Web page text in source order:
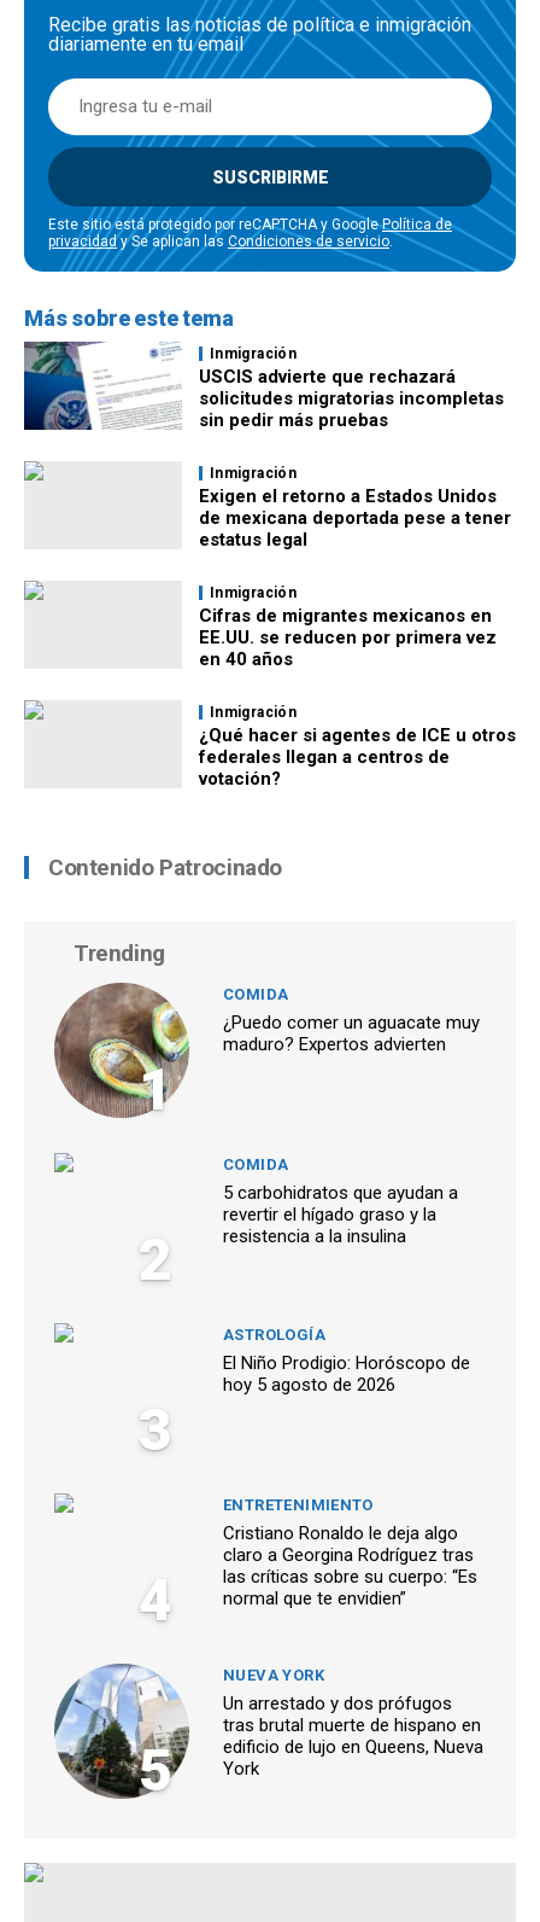
Recibe gratis las noticias de política e inmigración
diariamente en tu email
SUSCRIBIRME
Este sitio está protegido por reCAPTCHA y GooglePolítica de
privacidady Se aplican las Condiciones de servicio.
Más sobre este tema
Inmigración
USCIS advierte que rechazará
solicitudes migratorias incompletas
sin pedir más pruebas
Inmigración
Exigen el retorno a Estados Unidos
de mexicana deportada pese a tener
estatus legal
Inmigración
Cifras de migrantes mexicanos en
EE.UU. se reducen por primera vez
en 40 años
Inmigración
¿Qué hacer si agentes de ICE u otros
federales llegan a centros de
votación?
Contenido Patrocinado
Trending
1
COMIDA
¿Puedo comer un aguacate muy
maduro? Expertos advierten
2
COMIDA
5 carbohidratos que ayudan a
revertir el hígado graso y la
resistencia a la insulina
3
ASTROLOGÍA
El Niño Prodigio: Horóscopo de
hoy 5 agosto de 2026
4
ENTRETENIMIENTO
Cristiano Ronaldo le deja algo
claro a Georgina Rodríguez tras
las críticas sobre su cuerpo: “Es
normal que te envidien”
5
NUEVA YORK
Un arrestado y dos prófugos
tras brutal muerte de hispano en
edificio de lujo en Queens, Nueva
York